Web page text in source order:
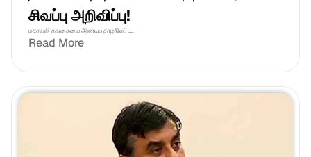
சிவப்பு அறிவிப்பு!
மகாவலி கங்கையை அண்டிய தாழ்நிலப் ....
Read More